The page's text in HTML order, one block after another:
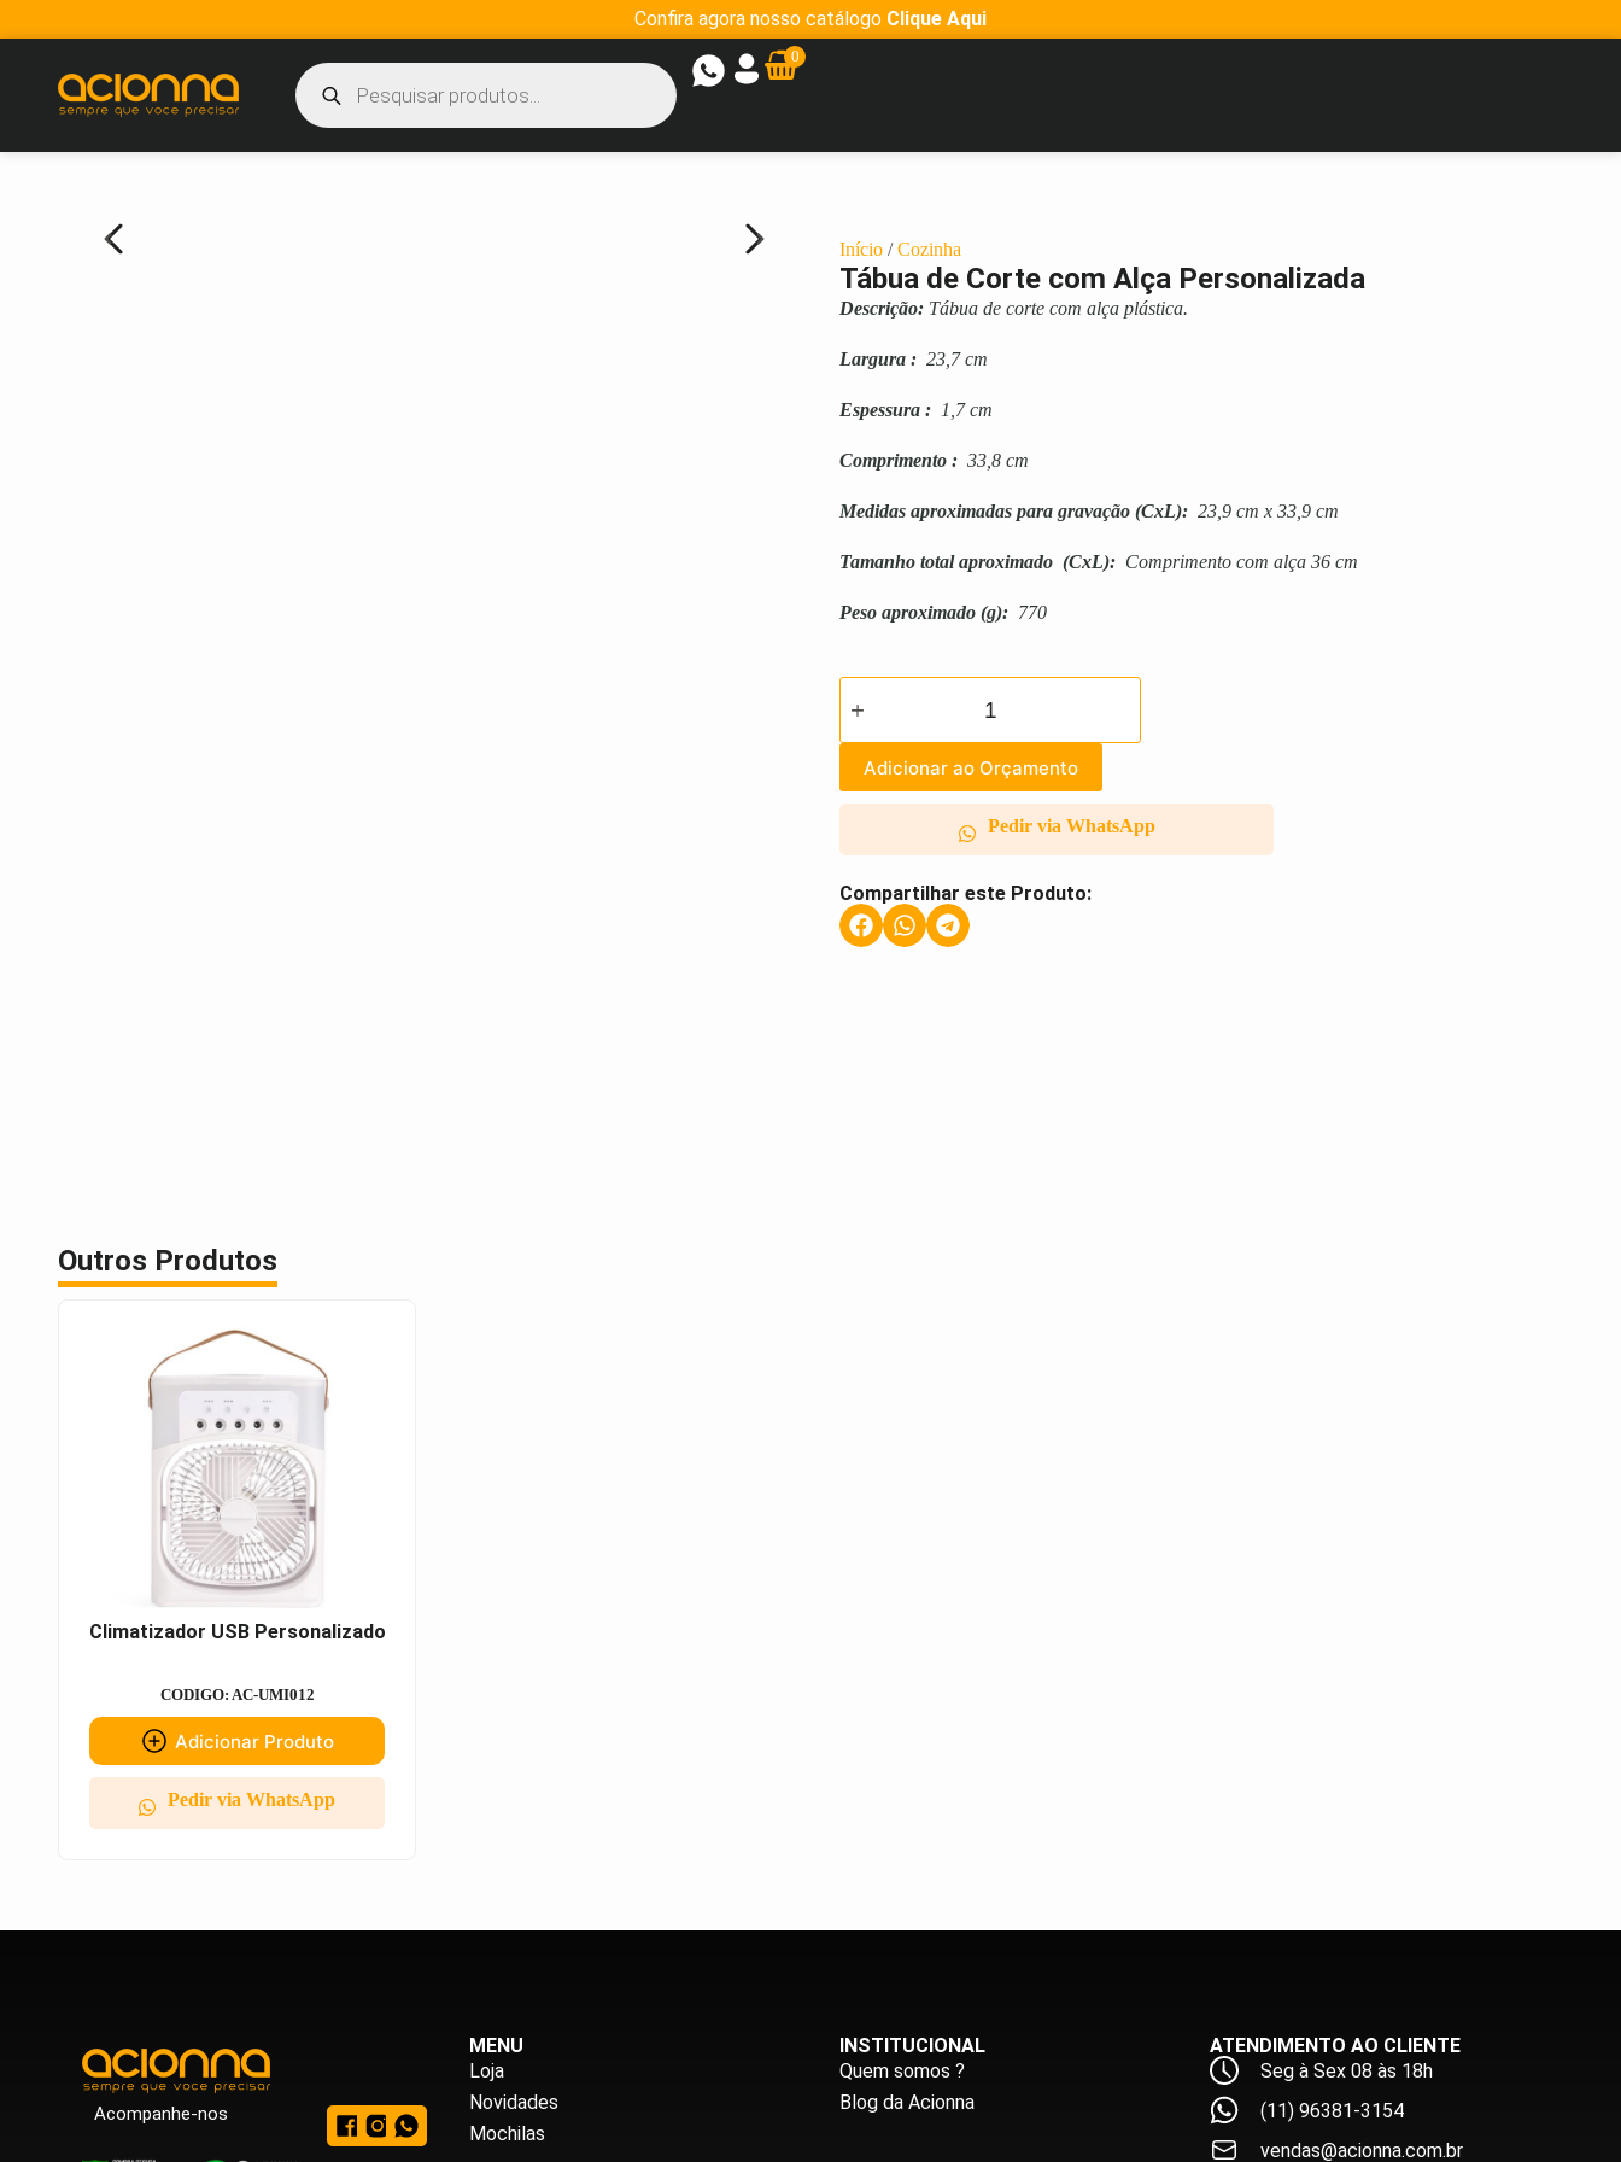
Confira agora nosso catálogo Clique Aqui
0
Início /Cozinha
Tábua de Corte com Alça Personalizada
Descrição: Tábua de corte com alça plástica.
Largura : 23,7 cm
Espessura : 1,7 cm
Comprimento : 33,8 cm
Medidas aproximadas para gravação (CxL): 23,9 cm x 33,9 cm
Tamanho total aproximado (CxL): Comprimento com alça 36 cm
Peso aproximado (g): 770
Adicionar ao Orçamento
Pedir via WhatsApp
Compartilhar este Produto:
Outros Produtos
Climatizador USB Personalizado
CODIGO: AC-UMI012
Adicionar Produto
Pedir via WhatsApp
Acompanhe-nos
MENU
Loja
Novidades
Mochilas
INSTITUCIONAL
Quem somos ?
Blog da Acionna
ATENDIMENTO AO CLIENTE
Seg à Sex 08 às 18h
(11) 96381-3154
vendas@acionna.com.br